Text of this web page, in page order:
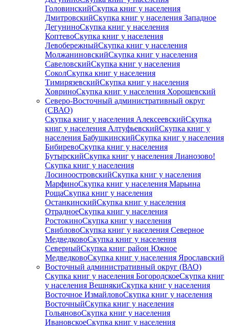
ГоловинскийСкупка книг у населения
ДмитровскийСкупка книг у населения Западное
ДегуниноСкупка книг у населения
КоптевоСкупка книг у населения
ЛевобережныйСкупка книг у населения
МолжаниновскийСкупка книг у населения
СавеловскийСкупка книг у населения
СоколСкупка книг у населения
ТимирязевскийСкупка книг у населения
ХовриноСкупка книг у населения Хорошевский
Северо-Восточный административный округ
(СВАО)
Скупка книг у населения АлексеевскийСкупка
книг у населения АлтуфьевскийСкупка книг у
населения БабушкинскийСкупка книг у населения
БибиревоСкупка книг у населения
БутырскийСкупка книг у населения Лианозово!
Скупка книг у населения
ЛосиноостровскийСкупка книг у населения
МарфиноСкупка книг у населения Марьина
РощаСкупка книг у населения
ОстанкинскийСкупка книг у населения
ОтрадноеСкупка книг у населения
РостокиноСкупка книг у населения
СвибловоСкупка книг у населения Северное
МедведковоСкупка книг у населения
СеверныйСкупка книг район Южное
МедведковоСкупка книг у населения Ярославский
Восточный административный округ (ВАО)
Скупка книг у населения БогородскоеСкупка книг
у населения ВешнякиСкупка книг у населения
Восточное ИзмайловоСкупка книг у населения
ВосточныйСкупка книг у населения
ГольяновоСкупка книг у населения
ИвановскоеСкупка книг у населения